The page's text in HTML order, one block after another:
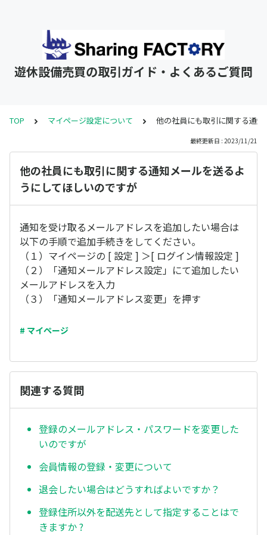
遊休設備売買の取引ガイド・よくあるご質問
TOP マイページ設定について 他の社員にも取引に関する通
最終更新日 : 2023/11/21
他の社員にも取引に関する通知メールを送るよ
うにしてほしいのですが
通知を受け取るメールアドレスを追加したい場合は
以下の手順で追加手続きをしてください。
（１）マイページの [ 設定 ] ＞[ ログイン情報設定 ]
（２）「通知メールアドレス設定」にて追加したい
メールアドレスを入力
（３）「通知メールアドレス変更」を押す
# マイページ
関連する質問
登録のメールアドレス・パスワードを変更した
いのですが
会員情報の登録・変更について
退会したい場合はどうすればよいですか？
登録住所以外を配送先として指定することはで
きますか ?